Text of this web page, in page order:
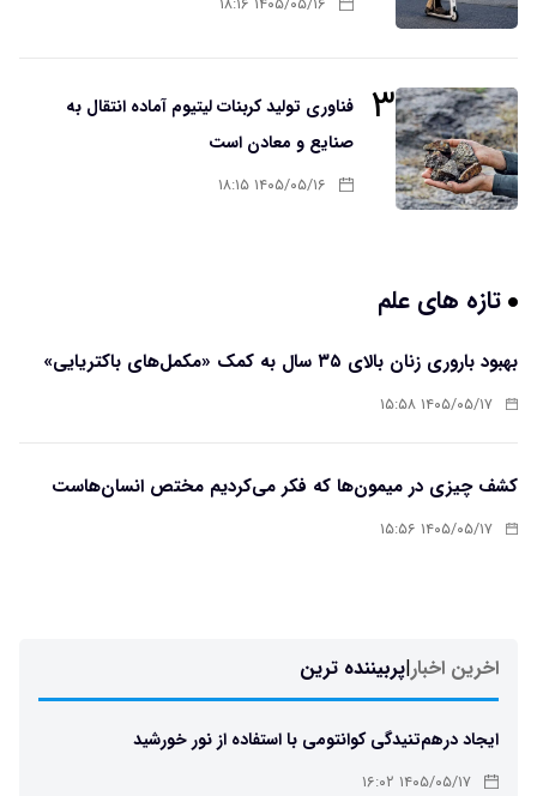
۱۴۰۵/۰۵/۱۶ ۱۸:۱۶
۳
فناوری تولید کربنات لیتیوم آماده انتقال به
صنایع و معادن است
۱۴۰۵/۰۵/۱۶ ۱۸:۱۵
تازه های علم
بهبود باروری زنان بالای ۳۵ سال به کمک «مکمل‌های باکتریایی»
۱۴۰۵/۰۵/۱۷ ۱۵:۵۸
کشف چیزی در میمون‌ها که فکر می‌کردیم مختص انسان‌هاست
۱۴۰۵/۰۵/۱۷ ۱۵:۵۶
اخرین اخبار|پربیننده ترین
ایجاد درهم‌تنیدگی کوانتومی با استفاده از نور خورشید
۱۴۰۵/۰۵/۱۷ ۱۶:۰۲